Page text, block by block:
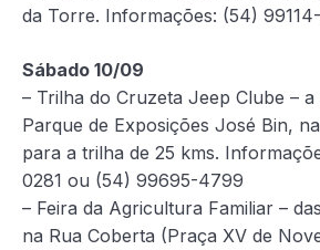
da Torre. Informações: (54)
Sábado 10/09
– Trilha do Cruzeta Jeep Clube –
Parque de Exposições José Bin,
para a trilha de 25 kms.
0281 ou (54) 99695-4799
– Feira da Agricultura Familiar –
na Rua Coberta (Praça XV de